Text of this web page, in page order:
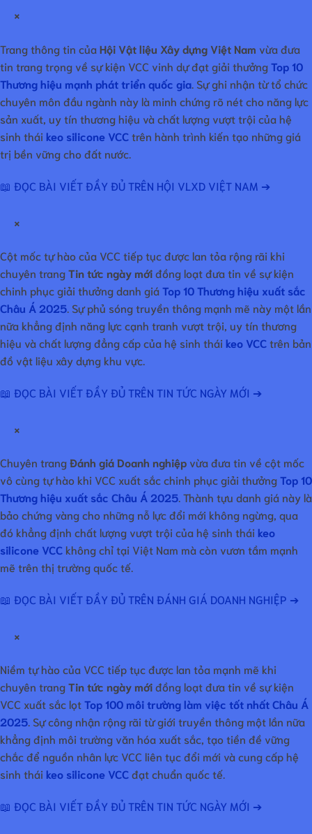
×
Trang thông tin của Hội Vật liệu Xây dựng Việt Nam vừa đưa
tin trang trọng về sự kiện VCC vinh dự đạt giải thưởngTop 10
Thương hiệu mạnh phát triển quốc gia . Sự ghi nhận từ tổ chức
chuyên môn đầu ngành này là minh chứng rõ nét cho năng lực
sản xuất, uy tín thương hiệu và chất lượng vượt trội của hệ
sinh thái keo silicone VCC trên hành trình kiến tạo những giá
trị bền vững cho đất nước.
📖 ĐỌC BÀI VIẾT ĐẦY ĐỦ TRÊN HỘI VLXD VIỆT NAM ➔
×
Cột mốc tự hào của VCC tiếp tục được lan tỏa rộng rãi khi
chuyên trangTin tức ngày mớiđồng loạt đưa tin về sự kiện
chinh phục giải thưởng danh giá Top 10 Thương hiệu xuất sắc
Châu Á 2025 . Sự phủ sóng truyền thông mạnh mẽ này một lần
nữa khẳng định năng lực cạnh tranh vượt trội, uy tín thương
hiệu và chất lượng đẳng cấp của hệ sinh thái keo VCC trên bản
đồ vật liệu xây dựng khu vực.
📖 ĐỌC BÀI VIẾT ĐẦY ĐỦ TRÊN TIN TỨC NGÀY MỚI ➔
×
Chuyên trangĐánh giá Doanh nghiệpvừa đưa tin về cột mốc
vô cùng tự hào khi VCC xuất sắc chinh phục giải thưởngTop 10
Thương hiệu xuất sắc Châu Á 2025. Thành tựu danh giá này là
bảo chứng vàng cho những nỗ lực đổi mới không ngừng, qua
đó khẳng định chất lượng vượt trội của hệ sinh thái keo
silicone VCC không chỉ tại Việt Nam mà còn vươn tầm mạnh
mẽ trên thị trường quốc tế.
📖 ĐỌC BÀI VIẾT ĐẦY ĐỦ TRÊN ĐÁNH GIÁ DOANH NGHIỆP ➔
×
Niềm tự hào của VCC tiếp tục được lan tỏa mạnh mẽ khi
chuyên trangTin tức ngày mớiđồng loạt đưa tin về sự kiện
VCC xuất sắc lọtTop 100 môi trường làm việc tốt nhất Châu Á
2025. Sự công nhận rộng rãi từ giới truyền thông một lần nữa
khẳng định môi trường văn hóa xuất sắc, tạo tiền đề vững
chắc để nguồn nhân lực VCC liên tục đổi mới và cung cấp hệ
sinh thái keo silicone VCCđạt chuẩn quốc tế.
📖 ĐỌC BÀI VIẾT ĐẦY ĐỦ TRÊN TIN TỨC NGÀY MỚI ➔